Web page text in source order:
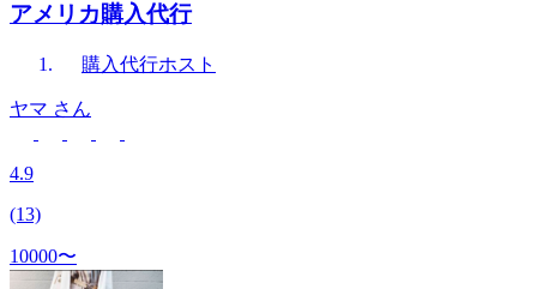
アメリカ購入代行
購入代行ホスト
ヤマ さん
4.9
(13)
10000〜